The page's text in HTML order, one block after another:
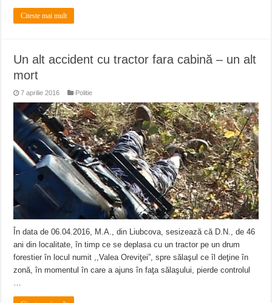
Citeste mai mult
Un alt accident cu tractor fara cabină – un alt
mort
7 aprilie 2016 Politie
În data de 06.04.2016, M.A., din Liubcova, sesizează că D.N., de 46
ani din localitate, în timp ce se deplasa cu un tractor pe un drum
forestier în locul numit ,,Valea Oreviţei”, spre sălaşul ce îl deţine în
zonă, în momentul în care a ajuns în faţa sălaşului, pierde controlul